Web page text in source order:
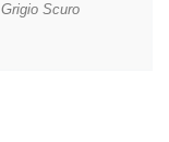
Scuro